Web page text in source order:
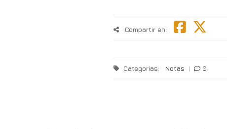
Compartir en:
Categorias: Notas | 0